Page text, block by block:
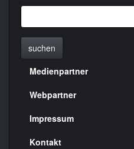
suchen
Menülinks
rechte
Seite
Medienpartner
Webpartner
Impressum
Kontakt